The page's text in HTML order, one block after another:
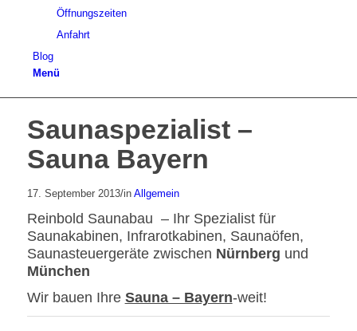
Öffnungszeiten
Anfahrt
Blog
Menü
Saunaspezialist –
Sauna Bayern
17. September 2013/in Allgemein
Reinbold Saunabau – Ihr Spezialist für
Saunakabinen, Infrarotkabinen, Saunaöfen,
Saunasteuergeräte zwischen Nürnberg und
München
Wir bauen Ihre Sauna – Bayern-weit!